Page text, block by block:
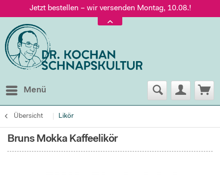
Jetzt bestellen – wir versenden Montag, 10.08.!
Versand nur 5,60 €, gratis ab 95 € Warenwert
Jetzt bestellen – wir versenden Montag, 10.08.!
Menü
Übersicht Likör
Bruns Mokka Kaffeelikör